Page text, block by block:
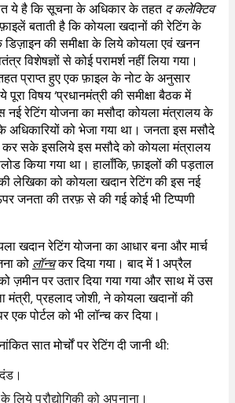
ये है कि सूचना के अधिकार के तहतद कलेक्टिव
बताती है कि कोयला खदानों की रेटिंग के
की समीक्षा के लिये कोयला एवं खनन
विशेषज्ञों से कोई परामर्श नहीं लिया गया।
प्राप्त हुए एक फ़ाइल के नोट के अनुसार
पूरा विषय ‘प्रधानमंत्री की समीक्षा बैठक में
नई रेटिंग योजना का मसौदा कोयला मंत्रालय के
अधिकारियों को भेजा गया था। जनता इस मसौदे
कर सके इसलिये इस मसौदे को कोयला मंत्रालय
किया गया था। हालाँकि, फ़ाइलों की पड़ताल
लेखिका को कोयला खदान रेटिंग की इस नई
जनता की तरफ़ से की गई कोई भी टिप्पणी
खदान रेटिंग योजना का आधार बना और मार्च
को लॉन्चकर दिया गया। बाद में 1 अप्रैल
ज़मीन पर उतार दिया गया गया और साथ में उस
प्रहलाद जोशी, ने कोयला खदानों की
एक पोर्टल को भी लॉन्च कर दिया।
सात मोर्चों पर रेटिंग दी जानी थी:
प्रौद्योगिकी को अपनाना।